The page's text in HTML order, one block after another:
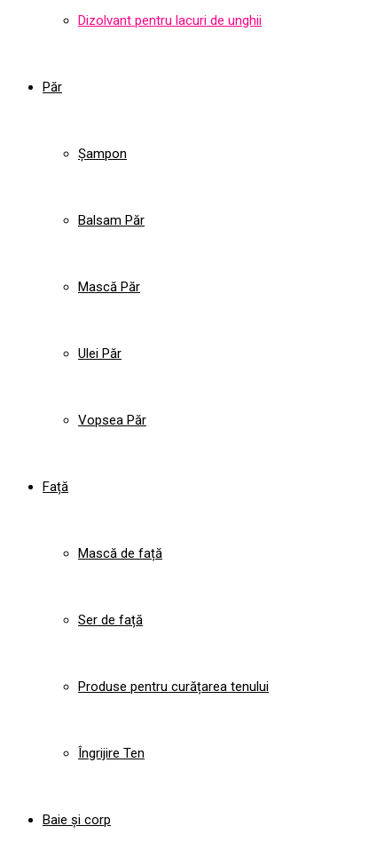
Dizolvant pentru lacuri de unghii
Păr
Șampon
Balsam Păr
Mască Păr
Ulei Păr
Vopsea Păr
Față
Mască de față
Ser de față
Produse pentru curățarea tenului
Îngrijire Ten
Baie și corp